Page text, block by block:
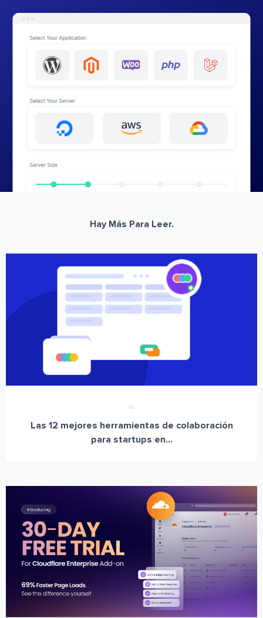
Hay Más Para Leer.
Las 12 mejores herramientas de colaboración
para startups en...